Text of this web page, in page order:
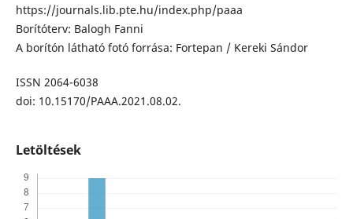
https://journals.lib.pte.hu/index.php/paaa
Borítóterv: Balogh Fanni
A borítón látható fotó forrása: Fortepan / Kereki Sándor
ISSN 2064-6038
doi: 10.15170/PAAA.2021.08.02.
Letöltések